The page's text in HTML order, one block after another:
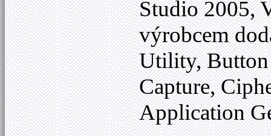
Studio 2005,
výrobcem
Utility, Button
Capture,
Application